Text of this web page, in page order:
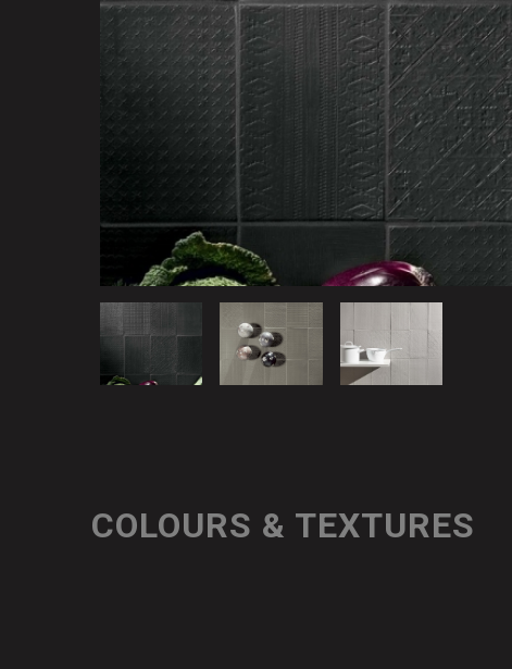
COLOURS & TEXTURES